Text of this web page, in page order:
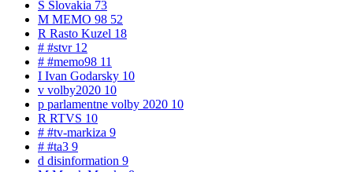
S Slovakia 73
M MEMO 98 52
R Rasto Kuzel 18
# #stvr 12
# #memo98 11
I Ivan Godarsky 10
v volby2020 10
p parlamentne volby 2020 10
R RTVS 10
# #tv-markiza 9
# #ta3 9
d disinformation 9